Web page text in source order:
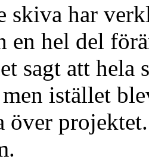
skiva har
en hel del
sagt att hela
men istället
över